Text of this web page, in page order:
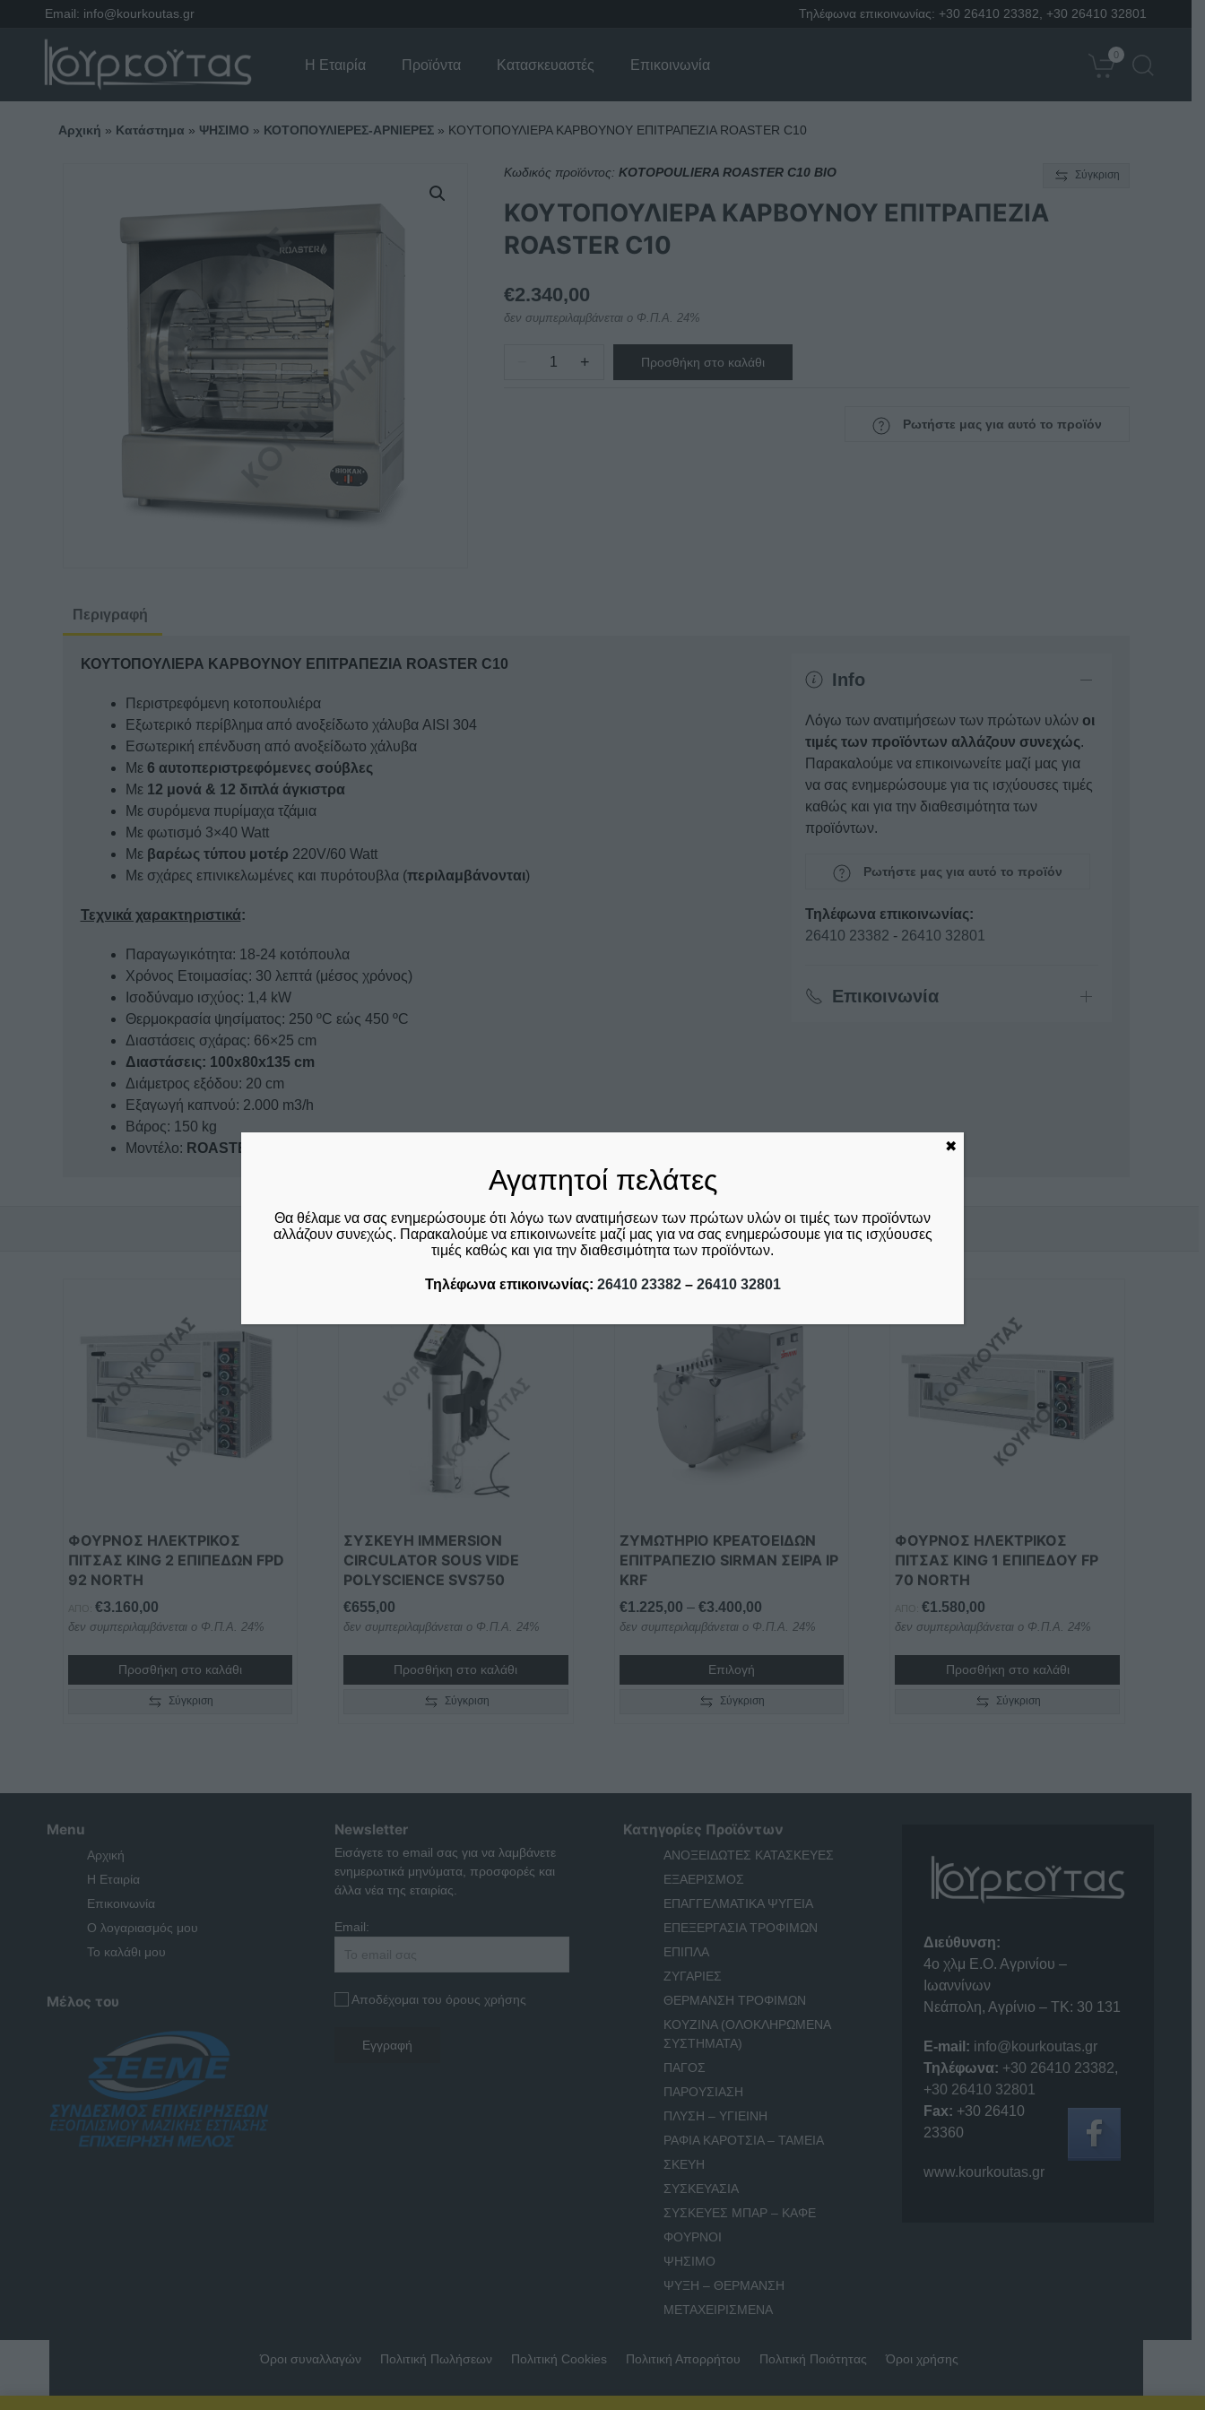
Email: info@kourkoutas.gr Τηλέφωνα επικοινωνίας: +30 26410 23382 +30 26410 32801
Η Εταιρία Προϊόντα Κατασκευαστές Επικοινωνία
0
Αρχική » Κατάστημα » ΨΗΣΙΜΟ » ΚΟΤΟΠΟΥΛΙΕΡΕΣ-ΑΡΝΙΕΡΕΣ» ΚΟΥΤΟΠΟΥΛΙΕΡΑ ΚΑΡΒΟΥΝΟΥ ΕΠΙΤΡΑΠΕΖΙΑ ROASTER C10
Κωδικός προϊόντος: KOTOPOULIERA ROASTER C10 BIO Σύγκριση
ΚΟΥΤΟΠΟΥΛΙΕΡΑ ΚΑΡΒΟΥΝΟΥ ΕΠΙΤΡΑΠΕΖΙΑ
ROASTER C10
€2.340,00
δεν συμπεριλαμβάνεται ο Φ.Π.Α. 24%
ΚΟΥΤΟΠΟΥΛΙΕΡΑ
+ Προσθήκη στο καλάθι
Ρωτήστε μας για αυτό το προϊόν
Περιγραφή
ΚΟΥΤΟΠΟΥΛΙΕΡΑ ΚΑΡΒΟΥΝΟΥ ΕΠΙΤΡΑΠΕΖΙΑ ROASTER C10
Περιστρεφόμενη κοτοπουλιέρα
Εξωτερικό περίβλημα από ανοξείδωτο χάλυβα AISI 304
Εσωτερική επένδυση από ανοξείδωτο χάλυβα
Με6 αυτοπεριστρεφόμενες σούβλες
Με 12 μονά & 12 διπλά άγκιστρα
Με συρόμενα πυρίμαχα τζάμια
Με φωτισμό 3×40 Watt
Με βαρέως τύπου μοτέρ 220V/60 Watt
Με σχάρες επινικελωμένες και πυρότουβλα (περιλαμβάνονται)
Τεχνικά χαρακτηριστικά:
Παραγωγικότητα: 18-24 κοτόπουλα
Χρόνος Ετοιμασίας: 30 λεπτά (μέσος χρόνος)
Ισοδύναμο ισχύος: 1,4 kW
Θερμοκρασία ψησίματος: 250 ºC εώς 450 ºC
Διαστάσεις σχάρας: 66×25 cm
Διαστάσεις: 100x80x135 cm
Διάμετρος εξόδου: 20 cm
Εξαγωγή καπνού: 2.000 m3/h
Βάρος: 150 kg
Μοντέλο: ROASTER C10
Info
Λόγω των ανατιμήσεων των πρώτων υλών οι
τιμές των προϊόντων αλλάζουν συνεχώς.
Παρακαλούμε να επικοινωνείτε μαζί μας για
να σας ενημερώσουμε για τις ισχύουσες τιμές
καθώς και για την διαθεσιμότητα των
προϊόντων.
Ρωτήστε μας για αυτό το προϊόν
Τηλέφωνα επικοινωνίας:
26410 23382 - 26410 32801
Επικοινωνία
Σχετικά προϊόντα
ΦΟΥΡΝΟΣ ΗΛΕΚΤΡΙΚΟΣ
ΠΙΤΣΑΣ KING 2 ΕΠΙΠΕΔΩΝ FPD
92 NORTH
ΑΠΌ: €3.160,00
δεν συμπεριλαμβάνεται ο Φ.Π.Α. 24%
Προσθήκη στο καλάθι
Σύγκριση
ΣΥΣΚΕΥΗ IMMERSION
CIRCULATOR SOUS VIDE
POLYSCIENCE SVS750
€655,00
δεν συμπεριλαμβάνεται ο Φ.Π.Α. 24%
Προσθήκη στο καλάθι
Σύγκριση
ΖΥΜΩΤΗΡΙΟ ΚΡΕΑΤΟΕΙΔΩΝ
ΕΠΙΤΡΑΠΕΖΙΟ SIRMAN ΣΕΙΡΑ IP
KRF
€1.225,00 – €3.400,00Price
range:
δεν συμπεριλαμβάνεται ο Φ.Π.Α. 24%
Επιλογή
Αυτό
πολλαπλές
σελίδα
του
Σύγκριση
ΦΟΥΡΝΟΣ ΗΛΕΚΤΡΙΚΟΣ
ΠΙΤΣΑΣ KING 1 ΕΠΙΠΕΔΟΥ FP
70 NORTH
ΑΠΌ:€1.580,00
δεν συμπεριλαμβάνεται ο Φ.Π.Α. 24%
Προσθήκη στο καλάθι
Σύγκριση
Menu
Αρχική
Η Εταιρία
Επικοινωνία
Ο λογαριασμός μου
Το καλάθι μου
Μέλος του
Newsletter
Εισάγετε το email σας για να λαμβάνετε
ενημερωτικά μηνύματα, προσφορές και
άλλα νέα της εταιρίας.
Email:
Αποδέχομαι του όρους χρήσης
Κατηγορίες Προϊόντων
ΑΝΟΞΕΙΔΩΤΕΣ ΚΑΤΑΣΚΕΥΕΣ
ΕΞΑΕΡΙΣΜΟΣ
ΕΠΑΓΓΕΛΜΑΤΙΚΑ ΨΥΓΕΙΑ
ΕΠΕΞΕΡΓΑΣΙΑ ΤΡΟΦΙΜΩΝ
ΕΠΙΠΛΑ
ΖΥΓΑΡΙΕΣ
ΘΕΡΜΑΝΣΗ ΤΡΟΦΙΜΩΝ
ΚΟΥΖΙΝΑ (ΟΛΟΚΛΗΡΩΜΕΝΑ
ΣΥΣΤΗΜΑΤΑ)
ΠΑΓΟΣ
ΠΑΡΟΥΣΙΑΣΗ
ΠΛΥΣΗ – ΥΓΙΕΙΝΗ
ΡΑΦΙΑ ΚΑΡΟΤΣΙΑ – ΤΑΜΕΙΑ
ΣΚΕΥΗ
ΣΥΣΚΕΥΑΣΙΑ
ΣΥΣΚΕΥΕΣ ΜΠΑΡ – ΚΑΦΕ
ΦΟΥΡΝΟΙ
ΨΗΣΙΜΟ
ΨΥΞΗ – ΘΕΡΜΑΝΣΗ
ΜΕΤΑΧΕΙΡΙΣΜΕΝΑ
Διεύθυνση:
4o χλμ Ε.Ο. Αγρινίου –
Ιωαννίνων
Νεάπολη, Αγρίνιο – ΤΚ: 30 131
E-mail: info@kourkoutas.gr
Τηλέφωνα: +30 26410 23382,
+30 26410 32801
Fax: +30 26410
23360
www.kourkoutas.gr
Όροι συναλλαγών Πολιτική Πωλήσεων Πολιτική Cookies Πολιτική Απορρήτου Πολιτική Ποιότητας Όροι χρήσης
Αγαπητοί πελάτες
Θα θέλαμε να σας ενημερώσουμε ότι λόγω των ανατιμήσεων των πρώτων υλών οι τιμές των προϊόντων
αλλάζουν συνεχώς. Παρακαλούμε να επικοινωνείτε μαζί μας για να σας ενημερώσουμε για τις ισχύουσες
τιμές καθώς και για την διαθεσιμότητα των προϊόντων.
Τηλέφωνα επικοινωνίας: 26410 23382– 26410 32801
✖